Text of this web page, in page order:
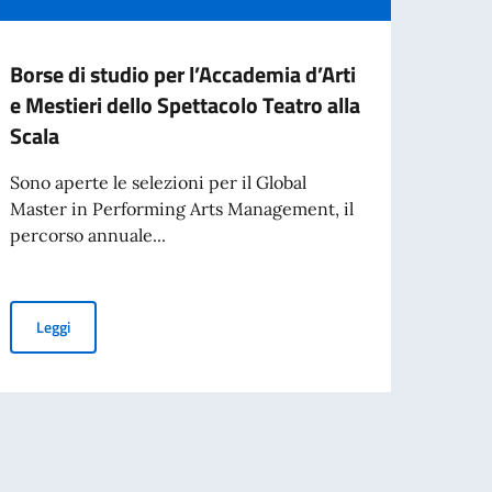
"Terre Immerse – Comunità Creative Euromediterranee"
offerte da “ICoN – Italian Culture on the Net”
Borse di studio per l’Accademia d’Arti
e Mestieri dello Spettacolo Teatro alla
Scala
Sono aperte le selezioni per il Global
Master in Performing Arts Management, il
percorso annuale...
LeggiBorse di studio per l’Accademia d’Arti e Mestieri dello